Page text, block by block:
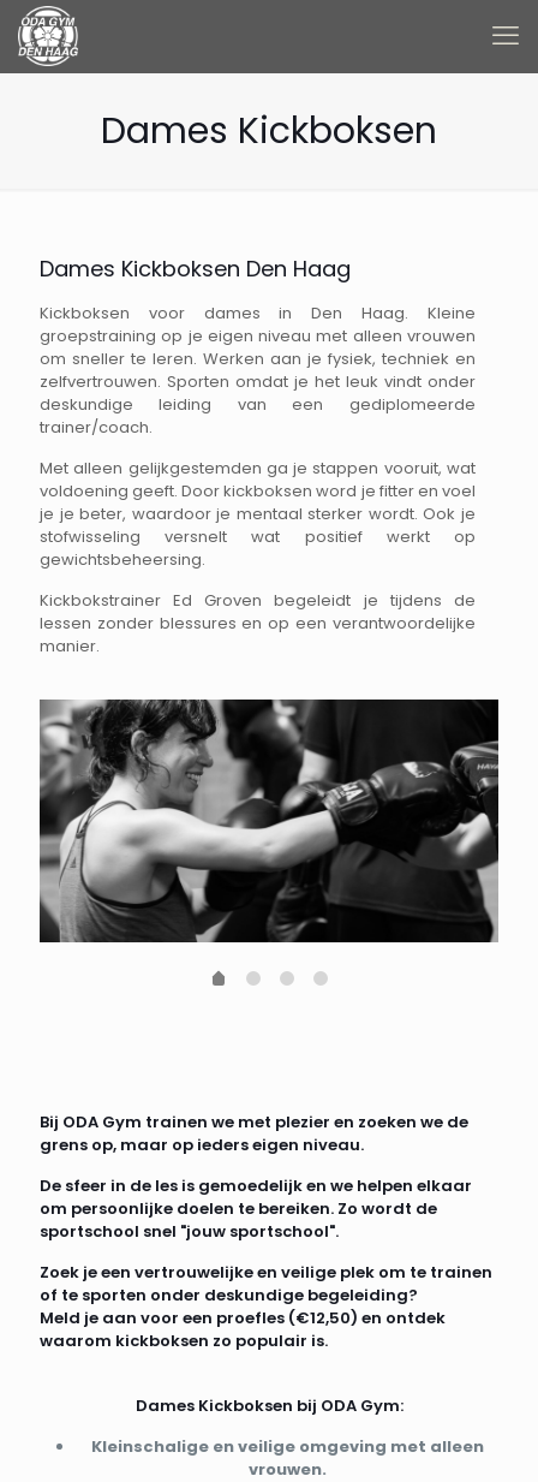
Dames Kickboksen
Dames Kickboksen Den Haag
Kickboksen voor dames in Den Haag. Kleine
groepstraining op je eigen niveau met alleen vrouwen
om sneller te leren. Werken aan je fysiek, techniek en
zelfvertrouwen. Sporten omdat je het leuk vindt onder
deskundige leiding van een gediplomeerde
trainer/coach.
Met alleen gelijkgestemden ga je stappen vooruit, wat
voldoening geeft. Door kickboksen word je fitter en voel
je je beter, waardoor je mentaal sterker wordt. Ook je
stofwisseling versnelt wat positief werkt op
gewichtsbeheersing.
Kickbokstrainer Ed Groven begeleidt je tijdens de
lessen zonder blessures en op een verantwoordelijke
manier.
Bij ODA Gym trainen we met plezier en zoeken we de
grens op, maar op ieders eigen niveau.
De sfeer in de les is gemoedelijk en we helpen elkaar
om persoonlijke doelen te bereiken. Zo wordt de
sportschool snel "jouw sportschool".
Zoek je een vertrouwelijke en veilige plek om te trainen
of te sporten onder deskundige begeleiding?
Meld je aan voor een proefles (€12,50) en ontdek
waarom kickboksen zo populair is.
Dames Kickboksen bij ODA Gym:
Kleinschalige en veilige omgeving met alleen
vrouwen.